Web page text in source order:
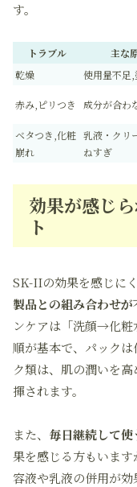
す。
トラブル 主な
乾燥
使用量不足,
赤み,ピリつき 成分が合わ
ベタつき,化粧
崩れ
乳液・クリ
ねすぎ
効果が感じ
ト
SK-IIの効果を感じにく
製品との組み合わせが
ンケアは「洗顔→化
順が基本で、パック
ク類は、肌の潤いを
揮されます。
また、 毎日継続して
果を感じる方もいま
容液や乳液の併用が効